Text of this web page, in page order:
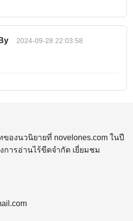
2024-09-28 22:03:58
องนวนิยายที่ novelones.com ในปี
การอ่านไร้ขีดจำกัด เยี่ยมชม